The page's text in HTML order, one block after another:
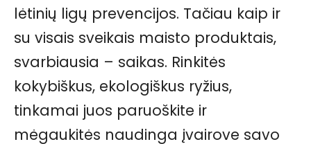
lėtinių ligų prevencijos. Tačiau kaip ir
su visais sveikais maisto produktais,
svarbiausia – saikas. Rinkitės
kokybiškus, ekologiškus ryžius,
tinkamai juos paruoškite ir
mėgaukitės naudinga įvairove savo